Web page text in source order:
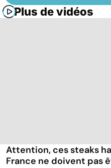
Plus de vidéos
Attention, ces steaks
France ne doivent pas